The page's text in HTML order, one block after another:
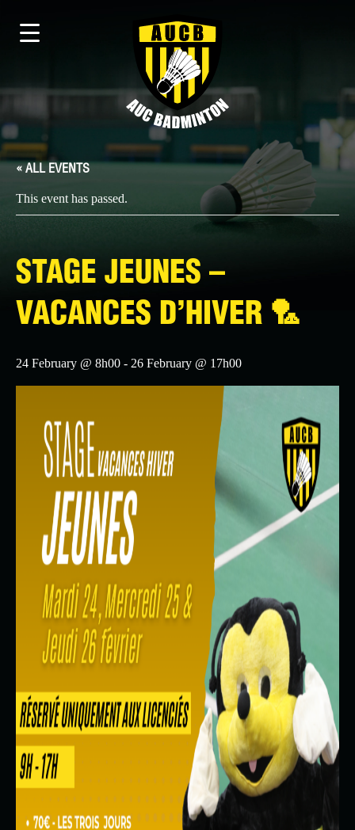
« ALL EVENTS
This event has passed.
STAGE JEUNES –
VACANCES D’HIVER 🏸
24 February @ 8h00 - 26 February @ 17h00